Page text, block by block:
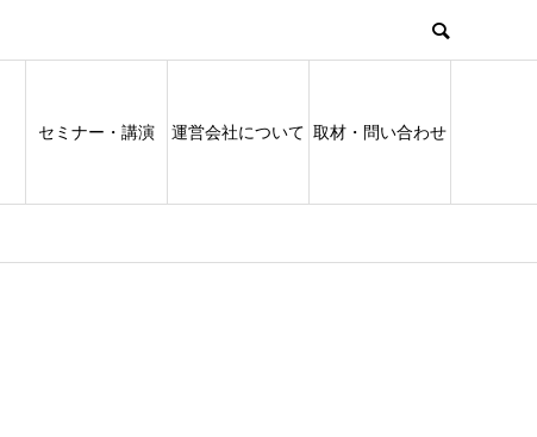
セミナー・講演 運営会社について 取材・問い合わせ